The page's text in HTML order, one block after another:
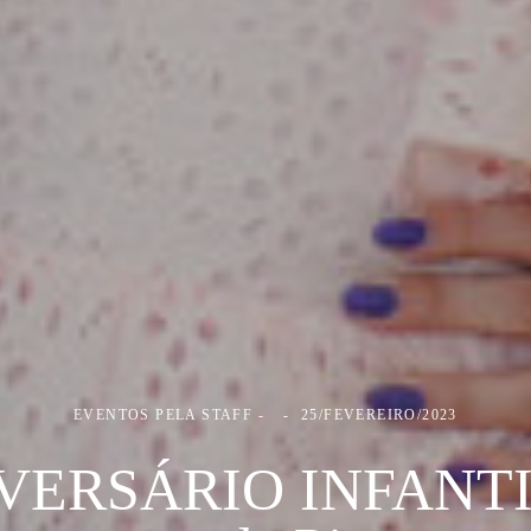
EVENTOS PELA STAFF 25/FEVEREIRO/2023